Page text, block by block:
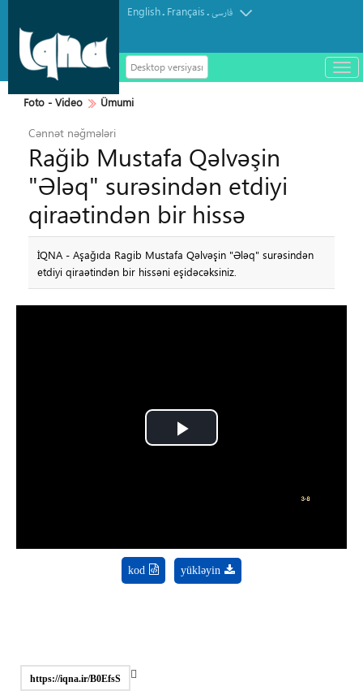
English. Français.فارسی
Desktop versiyası
باز
و
Foto - Video Ümumi
Cənnət nəğmələri
Rağib Mustafa Qəlvəşin
"Ələq" surəsindən etdiyi
qiraətindən bir hissə
İQNA - Aşağıda Ragib Mustafa Qəlvəşin "Ələq" surəsindən
etdiyi qiraətindən bir hissəni eşidəcəksiniz.
Play
kod yükləyin
https://iqna.ir/B0EfsS